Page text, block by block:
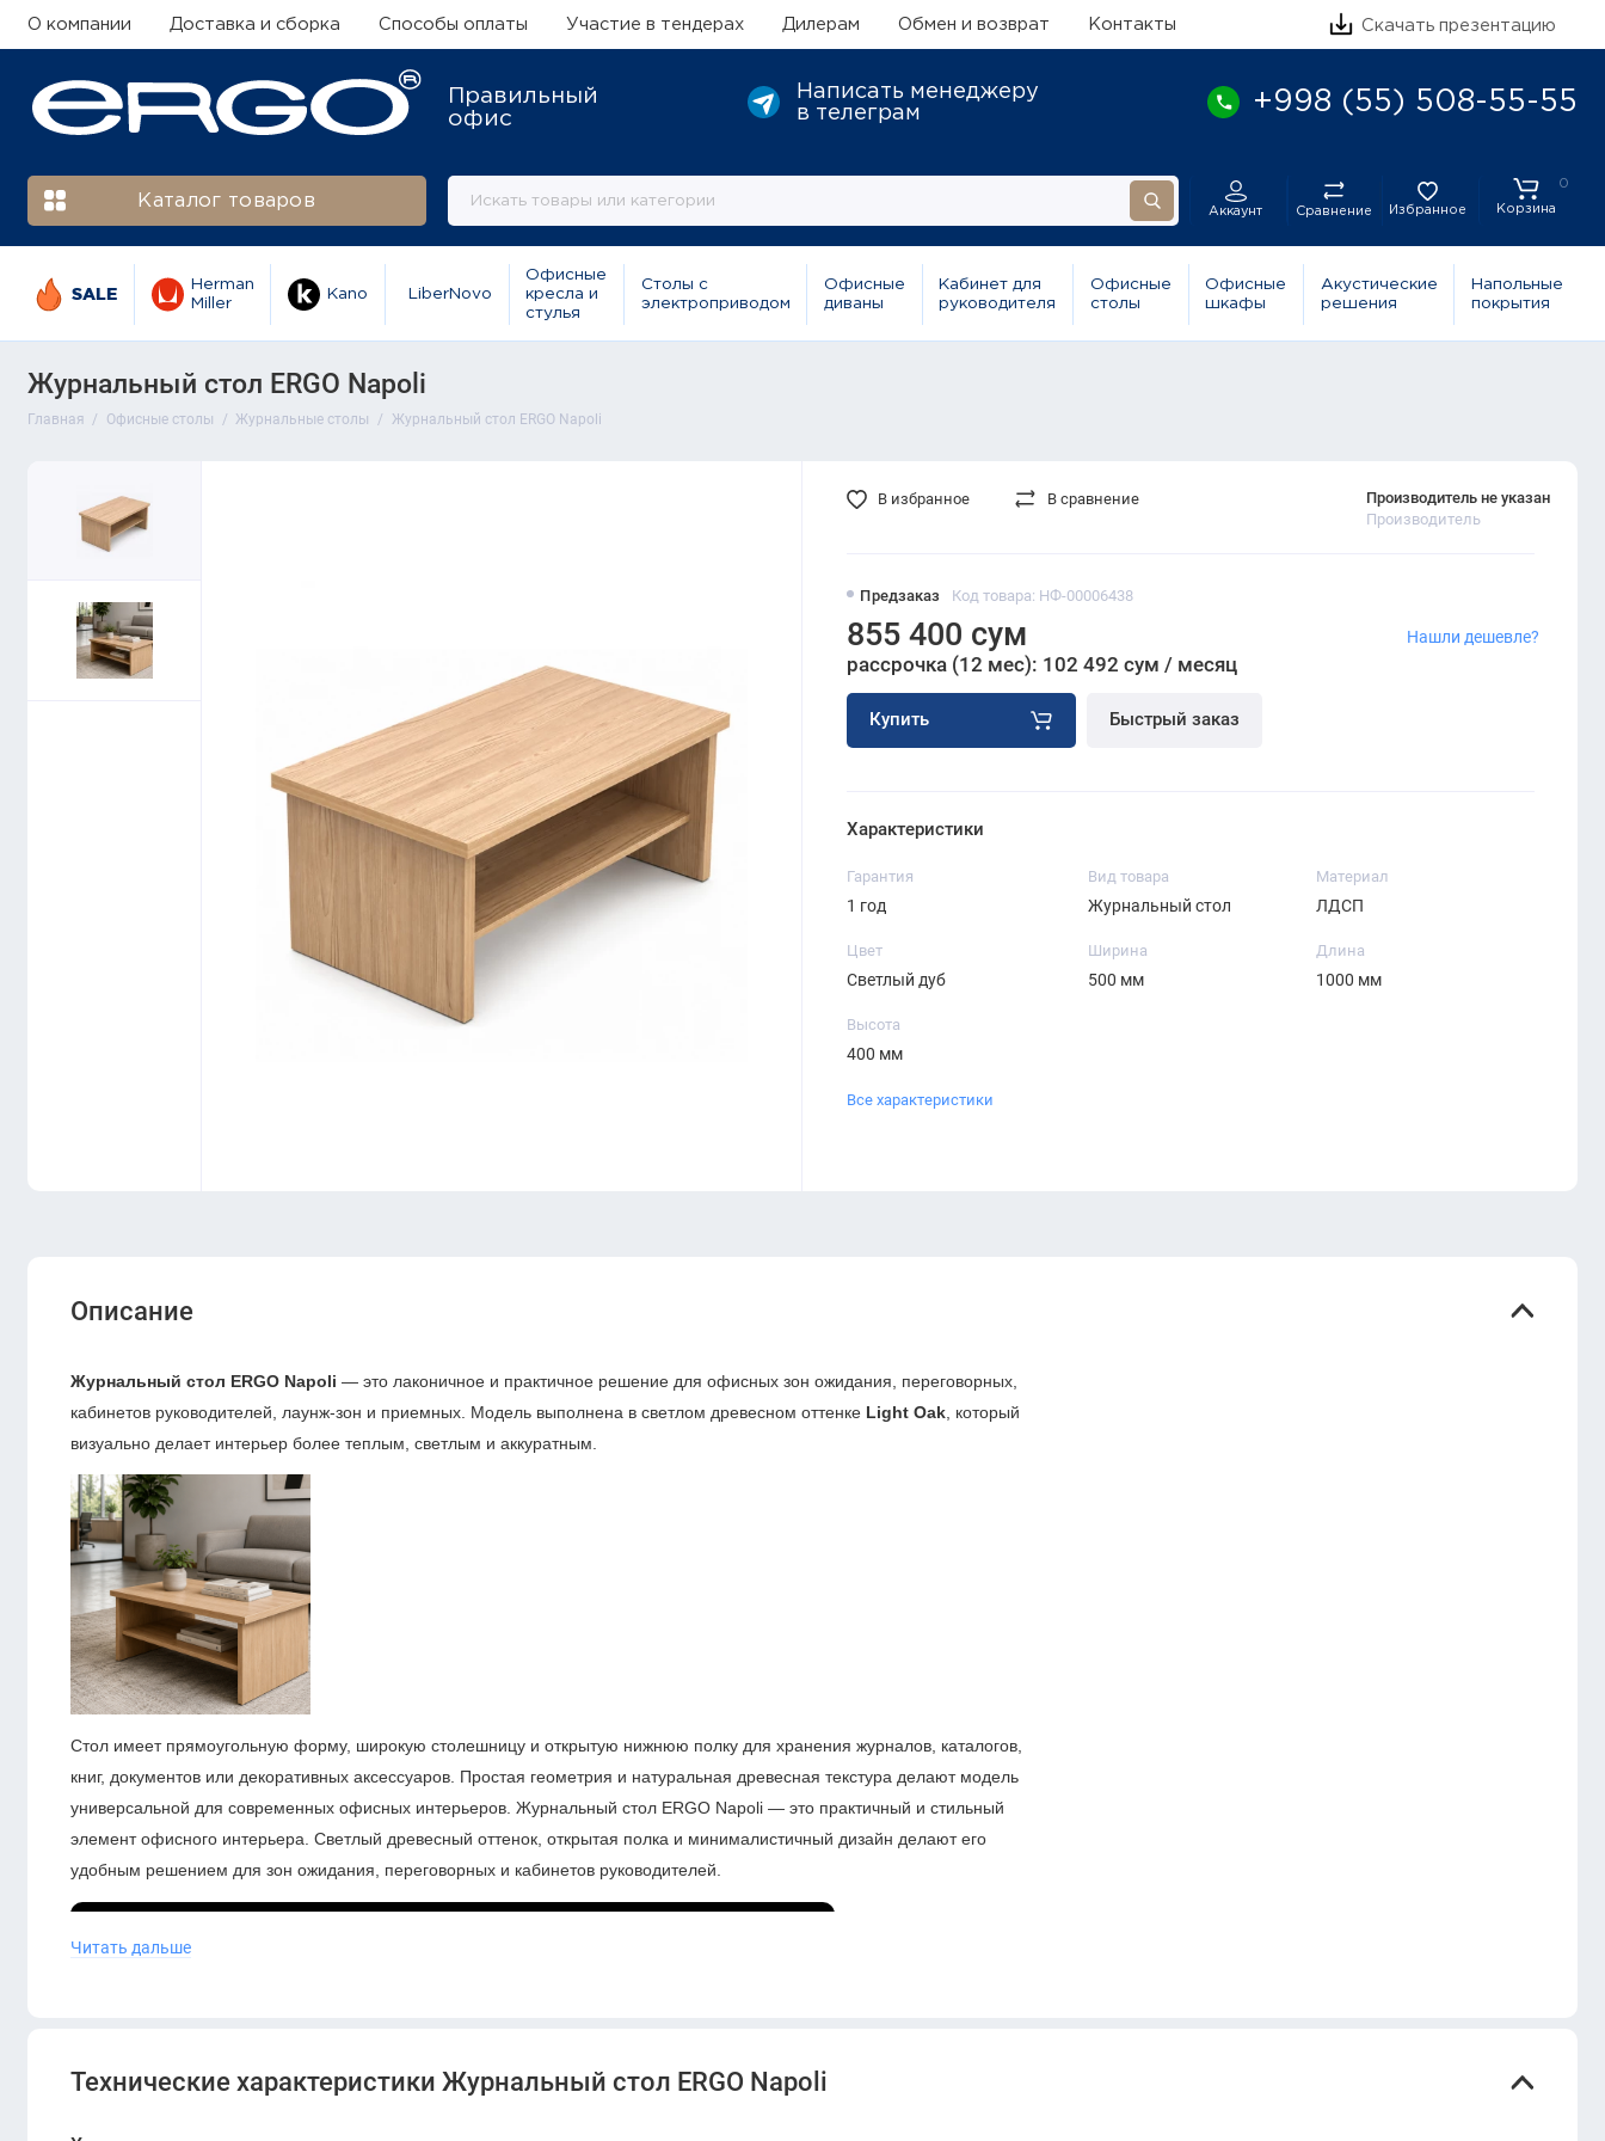
О компании Доставка и сборка Способы оплаты Участие в тендерах Дилерам Обмен и возврат Контакты Скачать презентацию
Правильный
офис
Написать менеджеру
в телеграм
+998 (55) 508-55-55
Каталог товаров
Аккаунт Сравнение Избранное
0
Корзина
SALE
Herman
Miller
Kano LiberNovo
Офисные
кресла и
стулья
Столы с
электроприводом
Офисные
диваны
Кабинет для
руководителя
Офисные
столы
Офисные
шкафы
Акустические
решения
Напольные
покрытия
Журнальный стол ERGO Napoli
Главная Офисные столы Журнальные столы Журнальный стол ERGO Napoli
Предзаказ Код товара: НФ-00006438
Производитель не указан
Производитель
855 400 сум
рассрочка (12 мес): 102 492 сум / месяц
Купить Быстрый заказ
Нашли дешевле?
В избранное В сравнение
Характеристики
Гарантия
1 год
Вид товара
Журнальный стол
Материал
ЛДСП
Цвет
Светлый дуб
Ширина
500 мм
Длина
1000 мм
Высота
400 мм
Все характеристики
Описание
Журнальный стол ERGO Napoli — это лаконичное и практичное решение для офисных зон ожидания, переговорных,
кабинетов руководителей, лаунж-зон и приемных. Модель выполнена в светлом древесном оттенке Light Oak , который
визуально делает интерьер более теплым, светлым и аккуратным.
Стол имеет прямоугольную форму, широкую столешницу и открытую нижнюю полку для хранения журналов, каталогов,
книг, документов или декоративных аксессуаров. Простая геометрия и натуральная древесная текстура делают модель
универсальной для современных офисных интерьеров. Журнальный стол ERGO Napoli — это практичный и стильный
элемент офисного интерьера. Светлый древесный оттенок, открытая полка и минималистичный дизайн делают его
удобным решением для зон ожидания, переговорных и кабинетов руководителей.
Читать дальше
Технические характеристики Журнальный стол ERGO Napoli